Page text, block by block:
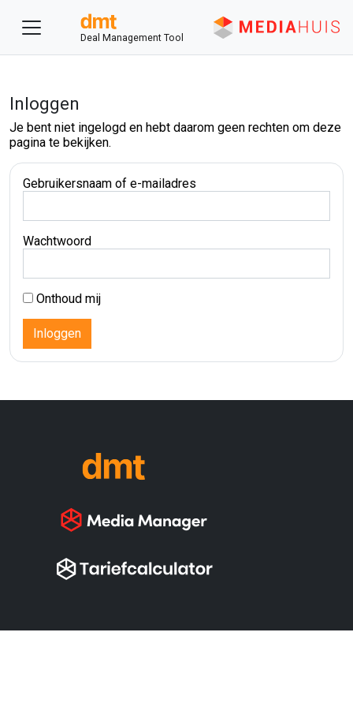
Deal Management Tool
Inloggen
Je bent niet ingelogd en hebt daarom geen rechten om deze
pagina te bekijken.
Gebruikersnaam of e-mailadres
Wachtwoord
Onthoud mij